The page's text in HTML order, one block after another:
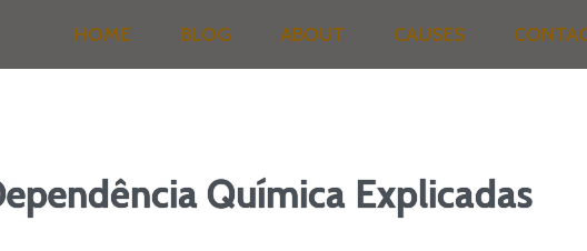
HOME BLOG ABOUT CAUSES
Química Explicadas